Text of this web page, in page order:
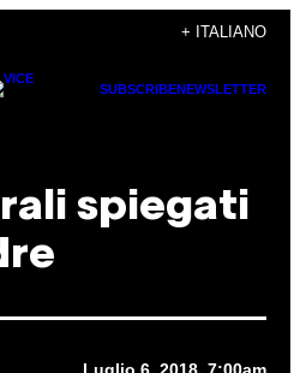
+ ITALIANO
SUBSCRIBENEWSLETTER
spiegati